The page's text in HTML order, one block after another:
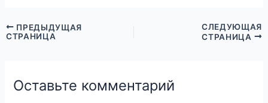
ПРЕДЫДУЩАЯ
СТРАНИЦА
СЛЕДУЮЩАЯ
СТРАНИЦА
Оставьте комментарий